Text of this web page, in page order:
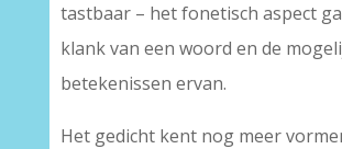
tastbaar – het fonetisch aspect
klank van een woord en de
betekenissen ervan.
Het gedicht kent nog meer